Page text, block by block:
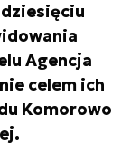
Agencja
celem ich
Komorowo